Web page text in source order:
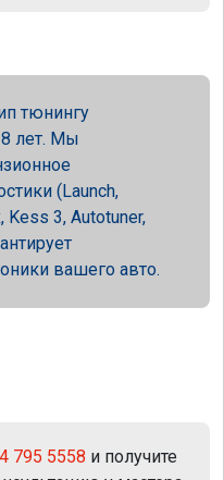
тюнингу
лет. Мы
(Launch,
Kess 3, Autotuner,
вашего авто.
795 5558 и получите